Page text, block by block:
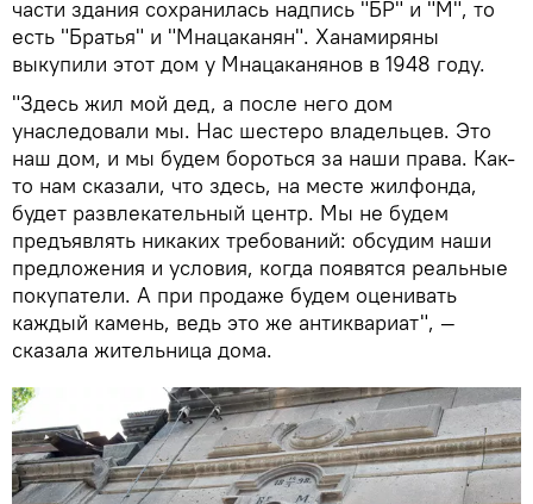
части здания сохранилась надпись "БР" и "М", то
есть "Братья" и "Мнацаканян". Ханамиряны
выкупили этот дом у Мнацаканянов в 1948 году.
"Здесь жил мой дед, а после него дом
унаследовали мы. Нас шестеро владельцев. Это
наш дом, и мы будем бороться за наши права. Как-
то нам сказали, что здесь, на месте жилфонда,
будет развлекательный центр. Мы не будем
предъявлять никаких требований: обсудим наши
предложения и условия, когда появятся реальные
покупатели. А при продаже будем оценивать
каждый камень, ведь это же антиквариат", —
сказала жительница дома.